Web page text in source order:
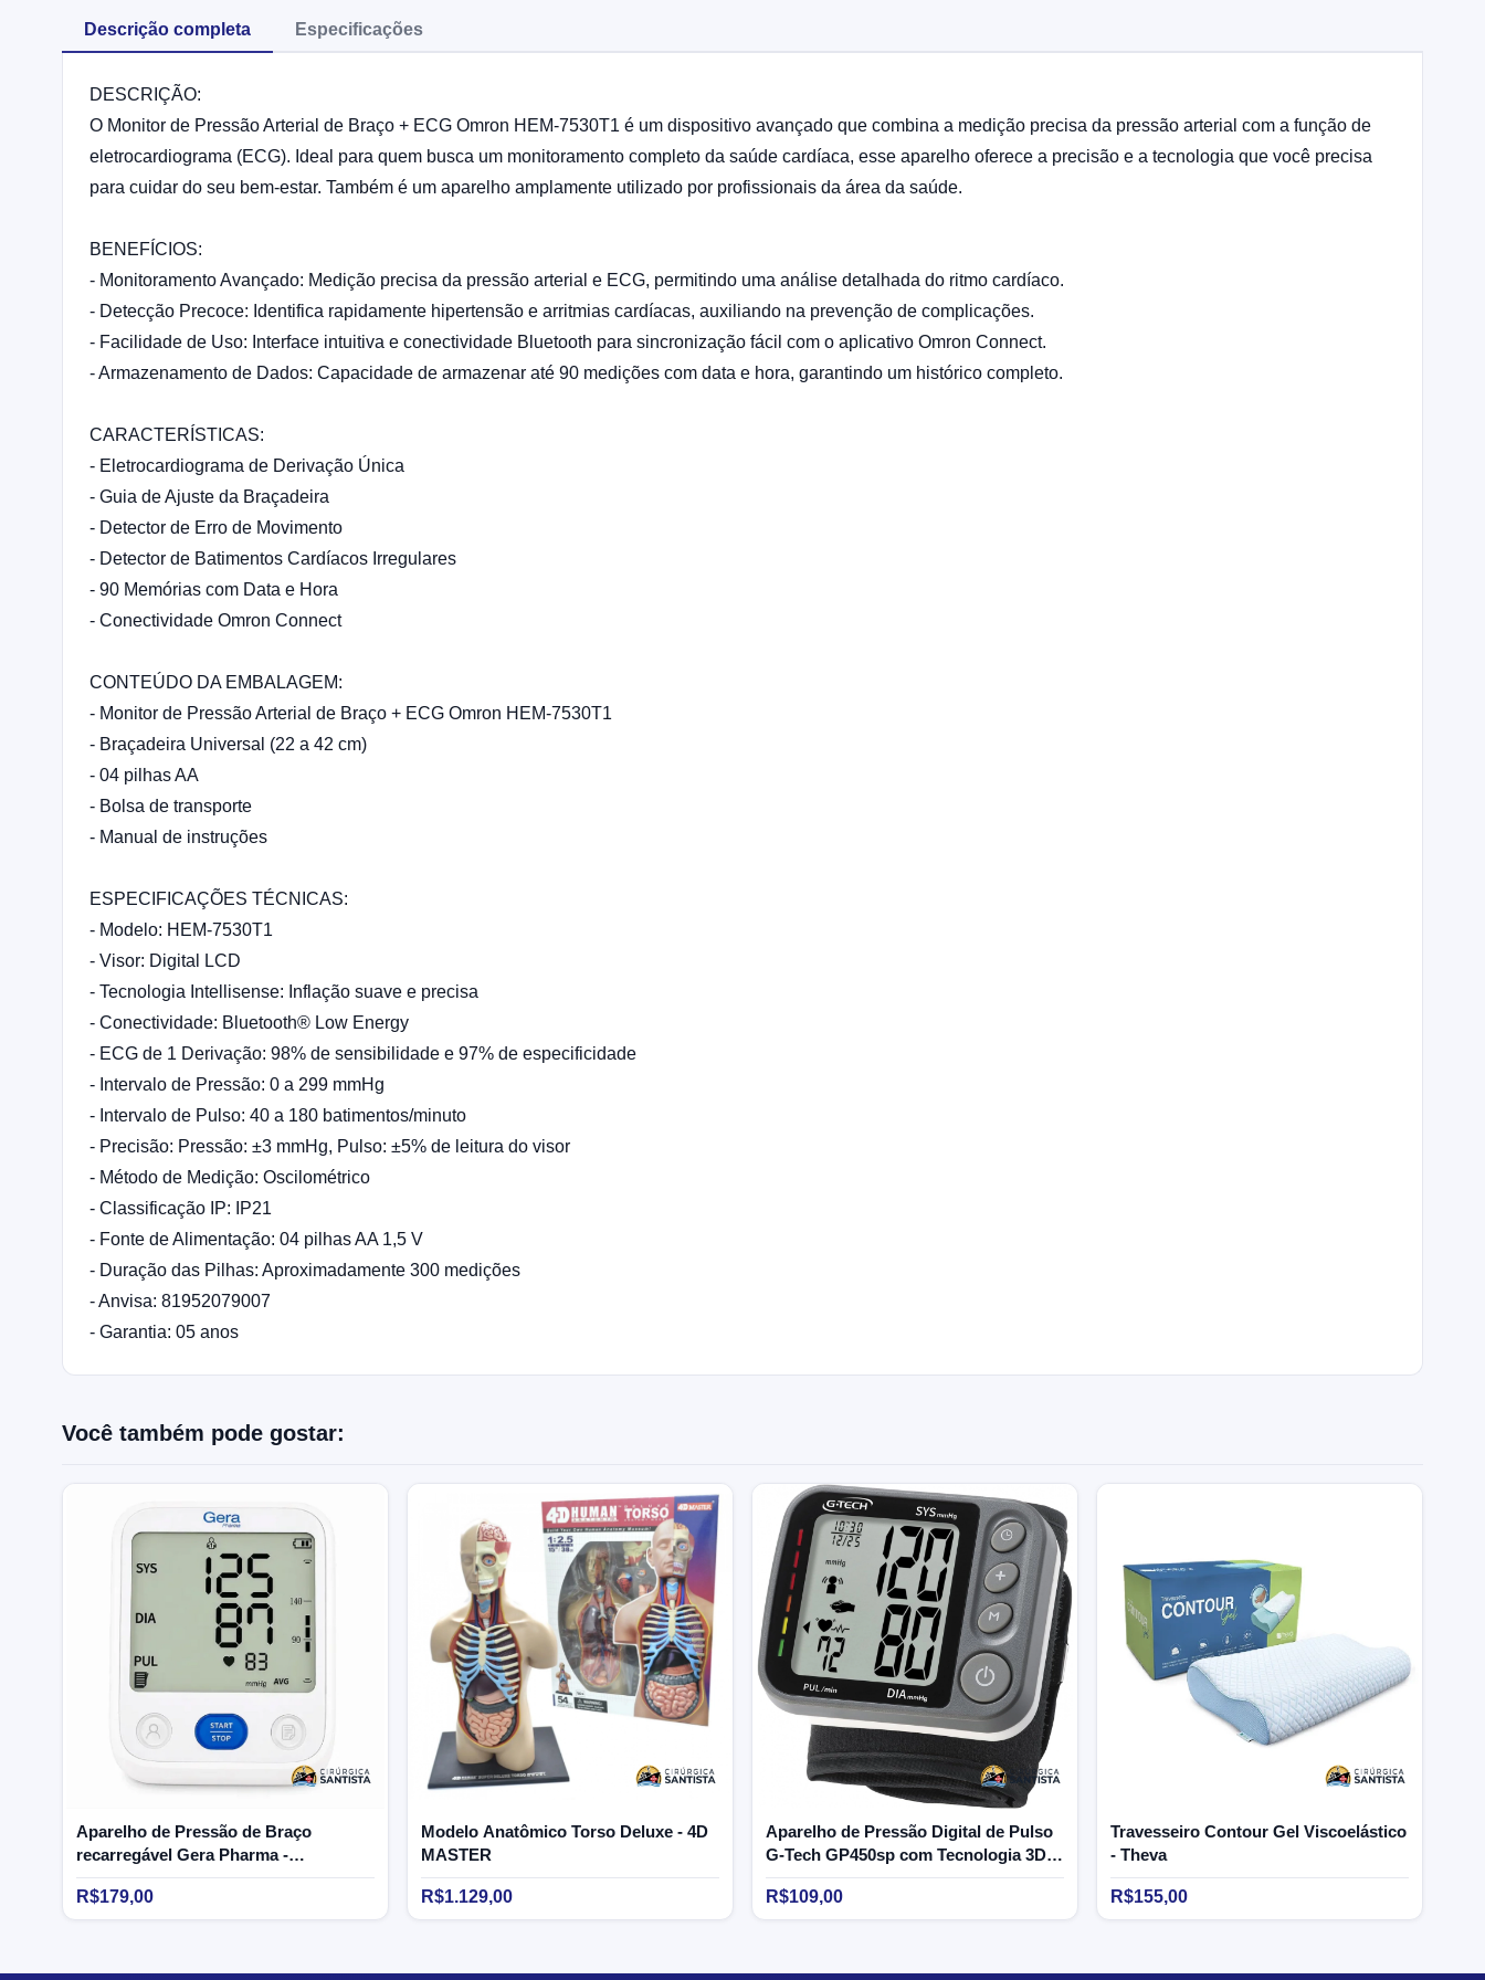
Descrição completa Especificações
DESCRIÇÃO:
O Monitor de Pressão Arterial de Braço + ECG Omron HEM-7530T1 é um dispositivo avançado que combina a medição precisa da pressão arterial com a função de
eletrocardiograma (ECG). Ideal para quem busca um monitoramento completo da saúde cardíaca, esse aparelho oferece a precisão e a tecnologia que você precisa
para cuidar do seu bem-estar. Também é um aparelho amplamente utilizado por profissionais da área da saúde.
BENEFÍCIOS:
- Monitoramento Avançado: Medição precisa da pressão arterial e ECG, permitindo uma análise detalhada do ritmo cardíaco.
- Detecção Precoce: Identifica rapidamente hipertensão e arritmias cardíacas, auxiliando na prevenção de complicações.
- Facilidade de Uso: Interface intuitiva e conectividade Bluetooth para sincronização fácil com o aplicativo Omron Connect.
- Armazenamento de Dados: Capacidade de armazenar até 90 medições com data e hora, garantindo um histórico completo.
CARACTERÍSTICAS:
- Eletrocardiograma de Derivação Única
- Guia de Ajuste da Braçadeira
- Detector de Erro de Movimento
- Detector de Batimentos Cardíacos Irregulares
- 90 Memórias com Data e Hora
- Conectividade Omron Connect
CONTEÚDO DA EMBALAGEM:
- Monitor de Pressão Arterial de Braço + ECG Omron HEM-7530T1
- Braçadeira Universal (22 a 42 cm)
- 04 pilhas AA
- Bolsa de transporte
- Manual de instruções
ESPECIFICAÇÕES TÉCNICAS:
- Modelo: HEM-7530T1
- Visor: Digital LCD
- Tecnologia Intellisense: Inflação suave e precisa
- Conectividade: Bluetooth® Low Energy
- ECG de 1 Derivação: 98% de sensibilidade e 97% de especificidade
- Intervalo de Pressão: 0 a 299 mmHg
- Intervalo de Pulso: 40 a 180 batimentos/minuto
- Precisão: Pressão: ±3 mmHg, Pulso: ±5% de leitura do visor
- Método de Medição: Oscilométrico
- Classificação IP: IP21
- Fonte de Alimentação: 04 pilhas AA 1,5 V
- Duração das Pilhas: Aproximadamente 300 medições
- Anvisa: 81952079007
- Garantia: 05 anos
Você também pode gostar:
Aparelho de Pressão de Braço
recarregável Gera Pharma -
Geratherm
R$179,00
Modelo Anatômico Torso Deluxe - 4D
MASTER
R$1.129,00
Aparelho de Pressão Digital de Pulso
G-Tech GP450sp com Tecnologia 3D
Sensor
R$109,00
Travesseiro Contour Gel Viscoelástico
- Theva
R$155,00